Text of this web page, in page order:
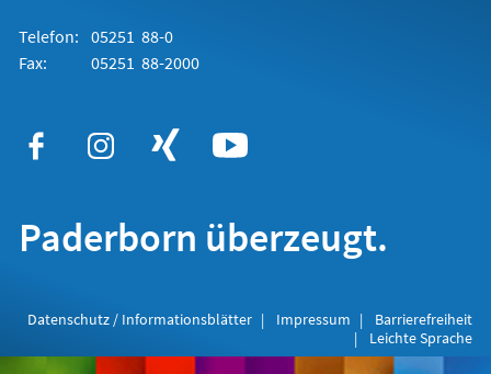
Telefon: 05251 88-0
Fax:
05251 88-2000
Paderborn überzeugt.
Datenschutz / Informationsblätter Impressum
Barrierefreiheit
Leichte Sprache